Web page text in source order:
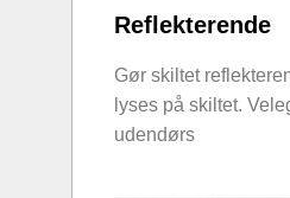
Reflekterende
Gør skiltet
lyses på skiltet.
udendørs